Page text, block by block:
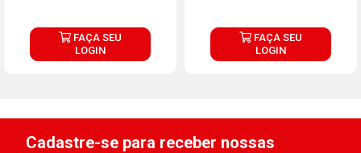
FAÇA SEU
LOGIN
FAÇA SEU
LOGIN
Cadastre-se para receber nossas